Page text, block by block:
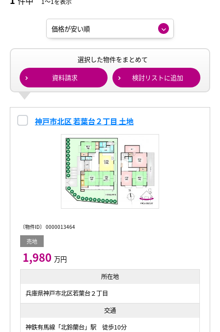
選択した物件をまとめて
資料請求
検討リストに追加
神戸市北区 若葉台２丁目 土地
〔物件ID〕 0000013464
売地
1,980 万円
所在地
兵庫県神戸市北区若葉台２丁目
交通
神鉄有馬線「北鈴蘭台」駅 徒歩10分